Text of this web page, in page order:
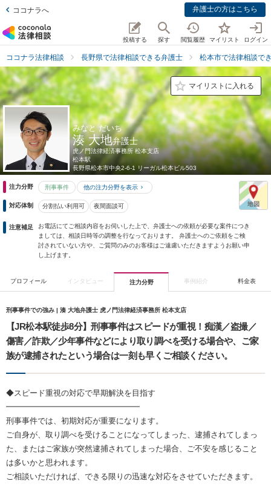
ココナラへ 弁護士の方はこちら
投稿する 探す 閲覧履歴 マイリスト ログイン
ココナラ法律相談 長野県で法律相談できる弁護士 松本市で法律相談で
マイリストに入れる
みなと だいち
湊 大地弁護士
虎ノ門法律経済事務所 松本支店
松本駅
長野県松本市中央2-6-1 リーガル松本ビル503
注力分野 刑事事件 他の注力分野を表示
対応体制 分割払い利用可 夜間面談可
注意補足
お電話にてご相談内容をお伺いした上で、弁護士への依頼が必要な案件につき
ましては、相談日時等の調整を行なっております。 弁護士へのご依頼をご検
討されていない方や、ご質問のみのお客様はご遠慮いただきますようお願い申
し上げます。
プロフィール インタビュー 注力分野 事例紹介 料金表
刑事事件での強み | 湊 大地弁護士 虎ノ門法律経済事務所 松本支店
【JR松本駅徒歩8分】刑事事件はスピードが重視！痴漢／盗撮／
傷害／詐欺／少年事件などにより取り調べを受ける場合や、ご家
族が逮捕されたという場合は一刻も早くご相談ください。
◆スピード重視の対応で早期解決を目指す
━━━━━━━━━━━━━━━━━
刑事事件では、初期対応が重要になります。
ご自身が、取り調べを受けることになってしまった、逮捕されてしまっ
た、またはご家族が突然逮捕されてしまった場合、ご不安を感じること
は多いかと思われます。
ご相談いただければ、できる限りの迅速な対応をさせていただきます。